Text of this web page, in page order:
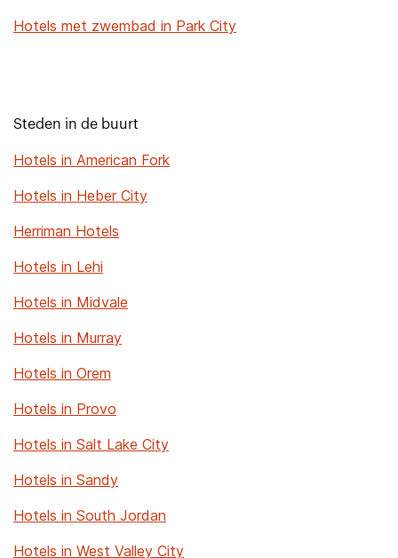
Hotels met zwembad in Park City
Steden in de buurt
Hotels in American Fork
Hotels in Heber City
Herriman Hotels
Hotels in Lehi
Hotels in Midvale
Hotels in Murray
Hotels in Orem
Hotels in Provo
Hotels in Salt Lake City
Hotels in Sandy
Hotels in South Jordan
Hotels in West Valley City